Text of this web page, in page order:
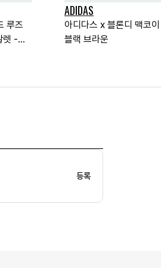
루즈
렛 -
ADIDAS
아디다스 x 블론디 맥코
블랙 브라운
등록